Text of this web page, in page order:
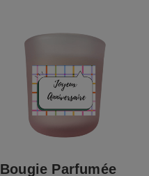
Bougie Parfumée